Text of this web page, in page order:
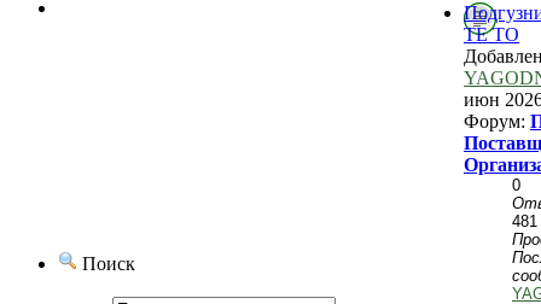
Поиск
TE TO
июн
Форум:
0
481